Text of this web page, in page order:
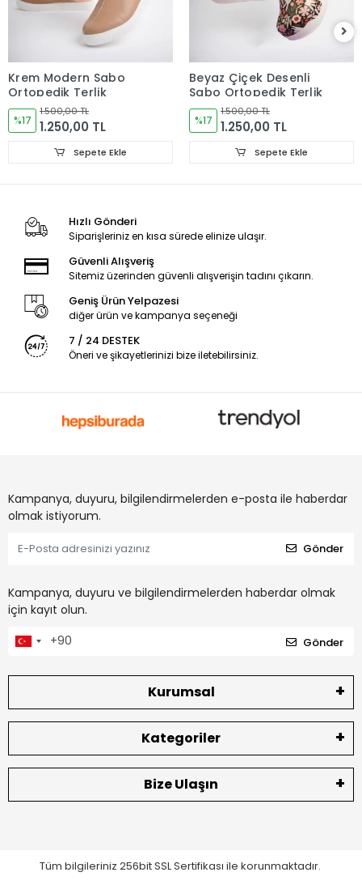
Krem Modern Sabo
Ortopedik Terlik
%17
1.500,00 TL
1.250,00 TL
Sepete Ekle
Beyaz Çiçek Desenli
Sabo Ortopedik Terlik
%17
1.500,00 TL
1.250,00 TL
Sepete Ekle
Hızlı Gönderi
Siparişleriniz en kısa sürede elinize ulaşır.
Güvenli Alışveriş
Sitemiz üzerinden güvenli alışverişin tadını çıkarın.
Geniş Ürün Yelpazesi
diğer ürün ve kampanya seçeneği
7 / 24 DESTEK
Öneri ve şikayetlerinizi bize iletebilirsiniz.
Kampanya, duyuru, bilgilendirmelerden e-posta ile haberdar
olmak istiyorum.
Gönder
Kampanya, duyuru ve bilgilendirmelerden haberdar olmak
için kayıt olun.
Gönder
Kurumsal
Kategoriler
Bize Ulaşın
Tüm bilgileriniz 256bit SSL Sertifikası ile korunmaktadır.